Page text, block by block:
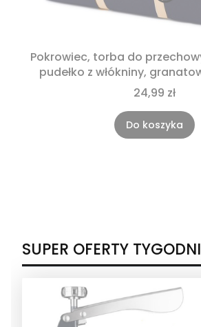
Pokrowiec, torba do
pudełko z włókniny,
24,99 zł
Do koszyka
SUPER OFERTY